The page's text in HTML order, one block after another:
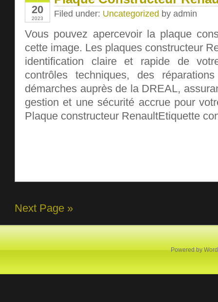
20
2023 Filed under: Uncategorized by admin
Vous pouvez apercevoir la plaque
cette image. Les plaques constructeur
identification claire et rapide de
contrôles techniques, des
démarches auprès de la DREAL,
gestion et une sécurité accrue pour
Plaque constructeur RenaultEtiquette
Next Page »
Powered by